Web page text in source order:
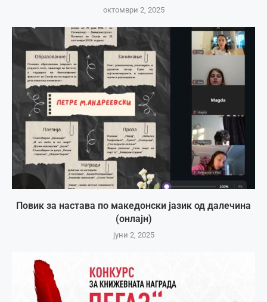
октомври 2, 2025
Повик за настава по македонски јазик од далечина
(онлајн)
јуни 2, 2025